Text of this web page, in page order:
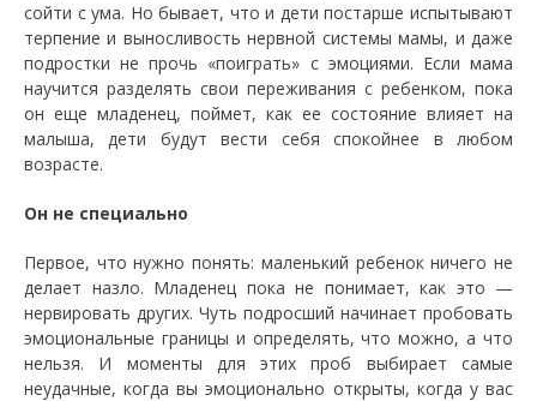
сойти с ума. Но бывает, что и дети постарше испытывают
терпение и выносливость нервной системы мамы, и даже
подростки не прочь «поиграть» с эмоциями. Если мама
научится разделять свои переживания с ребенком, пока
он еще младенец, поймет, как ее состояние влияет на
малыша, дети будут вести себя спокойнее в любом
возрасте.
Он не специально
Первое, что нужно понять: маленький ребенок ничего не
делает назло. Младенец пока не понимает, как это —
нервировать других. Чуть подросший начинает пробовать
эмоциональные границы и определять, что можно, а что
нельзя. И моменты для этих проб выбирает самые
неудачные, когда вы эмоционально открыты, когда у вас